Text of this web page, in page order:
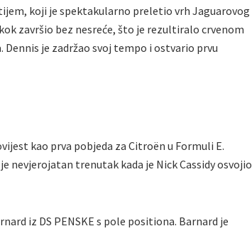
koji je spektakularno preletio vrh Jaguarovog
završio bez nesreće, što je rezultiralo crvenom
je zadržao svoj tempo i ostvario prvu
kao prva pobjeda za Citroën u Formuli E.
nevjerojatan trenutak kada je Nick Cassidy osvojio
iz DS PENSKE s pole positiona. Barnard je